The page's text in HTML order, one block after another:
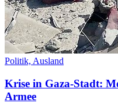
Politik, Ausland
Krise in Gaza-Stadt:
Armee